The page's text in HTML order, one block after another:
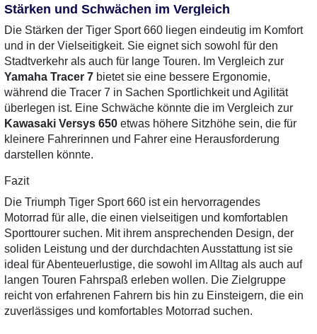
Stärken und Schwächen im Vergleich
Die Stärken der Tiger Sport 660 liegen eindeutig im Komfort
und in der Vielseitigkeit. Sie eignet sich sowohl für den
Stadtverkehr als auch für lange Touren. Im Vergleich zur
Yamaha Tracer 7 bietet sie eine bessere Ergonomie,
während die Tracer 7 in Sachen Sportlichkeit und Agilität
überlegen ist. Eine Schwäche könnte die im Vergleich zur
Kawasaki Versys 650 etwas höhere Sitzhöhe sein, die für
kleinere Fahrerinnen und Fahrer eine Herausforderung
darstellen könnte.
Fazit
Die Triumph Tiger Sport 660 ist ein hervorragendes
Motorrad für alle, die einen vielseitigen und komfortablen
Sporttourer suchen. Mit ihrem ansprechenden Design, der
soliden Leistung und der durchdachten Ausstattung ist sie
ideal für Abenteuerlustige, die sowohl im Alltag als auch auf
langen Touren Fahrspaß erleben wollen. Die Zielgruppe
reicht von erfahrenen Fahrern bis hin zu Einsteigern, die ein
zuverlässiges und komfortables Motorrad suchen.